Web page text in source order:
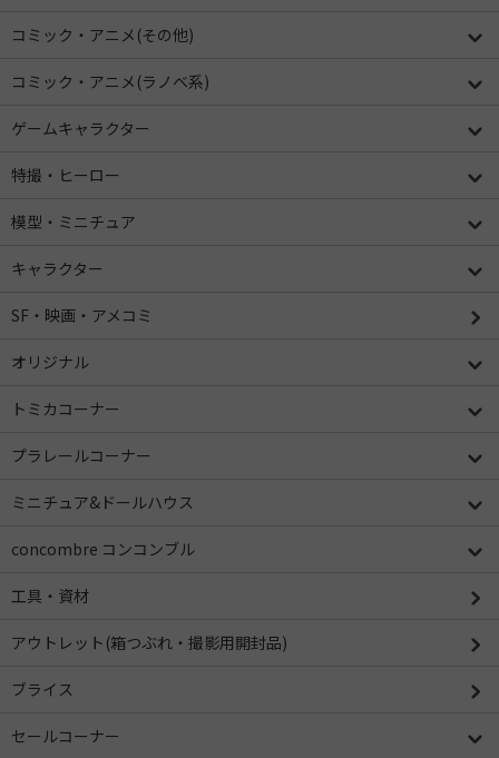
コミック・アニメ(その他)
コミック・アニメ(ラノベ系)
ゲームキャラクター
特撮・ヒーロー
模型・ミニチュア
キャラクター
SF・映画・アメコミ
オリジナル
トミカコーナー
プラレールコーナー
ミニチュア&ドールハウス
concombre コンコンブル
工具・資材
アウトレット(箱つぶれ・撮影用開封品)
ブライス
セールコーナー